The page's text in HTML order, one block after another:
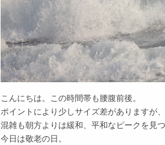
こんにちは。この時間帯も腰腹前後。
ポイントにより少しサイズ差がありますが
混雑も朝方よりは緩和、平和なピークを見つ
今日は敬老の日。